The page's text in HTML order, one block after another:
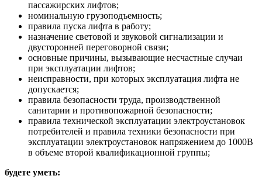
пассажирских лифтов;
номинальную грузоподъемность;
правила пуска лифта в работу;
назначение световой и звуковой сигнализации и
двусторонней переговорной связи;
основные причины, вызывающие несчастные случаи
при эксплуатации лифтов;
неисправности, при которых эксплуатация лифта не
допускается;
правила безопасности труда, производственной
санитарии и противопожарной безопасности;
правила технической эксплуатации электроустановок
потребителей и правила техники безопасности при
эксплуатации электроустановок напряжением до 1000В
в объеме второй квалификационной группы;
будете уметь: